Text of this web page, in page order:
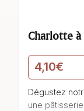
Charlotte
4,10€
Dégustez
une